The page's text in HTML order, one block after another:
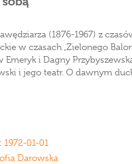
(1876-1967) z
w czasach „Zielonego
Emeryk i Dagny
i jego teatr. O dawnym
1972-01-01
Darowska